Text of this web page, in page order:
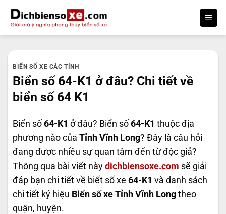
qua
nội
BIỂN SỐ XE CÁC TỈNH
Biển số 64-K1 ở đâu? Chi tiết về
biển số 64 K1
Biển số 64-K1 ở đâu? Biển số 64-K1 thuộc địa
phương nào của Tỉnh Vĩnh Long? Đây là câu hỏi
đang được nhiều sự quan tâm đến từ độc giả?
Thông qua bài viết này dichbiensoxe.com sẽ giải
đáp bạn chi tiết về biết số xe 64-K1 và danh sách
chi tiết ký hiệu Biển số xe Tỉnh Vĩnh Long theo
quận, huyện.